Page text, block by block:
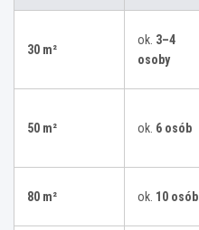
30 m²
ok. 3–4
osoby
50 m² ok. 6 osób
80 m² ok. 10 osób